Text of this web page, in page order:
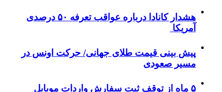
هشدار کانادا درباره عواقب تعرفه ۵۰ درصدی
آمریکا
پیش بینی قیمت طلای جهانی/ حرکت اونس در
مسیر صعودی
۵ ماه از توقف ثبت سفارش واردات موبایل